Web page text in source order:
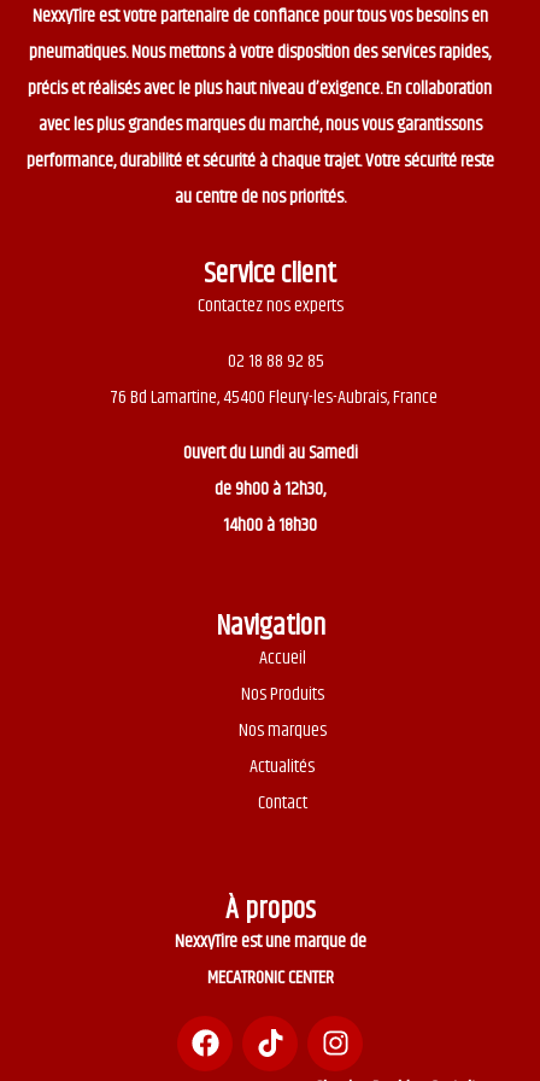
NexxyTire est votre partenaire de confiance pour tous vos besoins en
pneumatiques. Nous mettons à votre disposition des services rapides,
précis et réalisés avec le plus haut niveau d’exigence. En collaboration
avec les plus grandes marques du marché, nous vous garantissons
performance, durabilité et sécurité à chaque trajet. Votre sécurité reste
au centre de nos priorités.
Service client
Contactez nos experts
02 18 88 92 85
76 Bd Lamartine, 45400 Fleury-les-Aubrais, France
Ouvert duLundi au Samedi
de 9h00 à 12h30,
14h00 à 18h30
Navigation
Accueil
Nos Produits
Nos marques
Actualités
Contact
À propos
NexxyTire est une marque de
MECATRONIC CENTER